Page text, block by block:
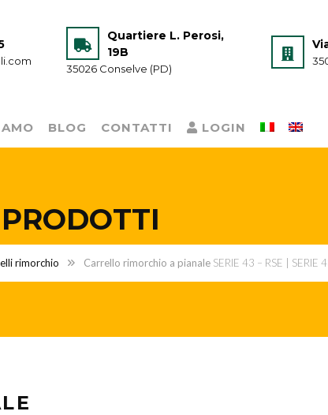
Quartiere L. Perosi,
19B
35026 Conselve (PD)
BLOG CONTATTI LOGIN
PRODOTTI
rimorchio Carrello rimorchio a pianale SERIE 43 – RSE | SERIE